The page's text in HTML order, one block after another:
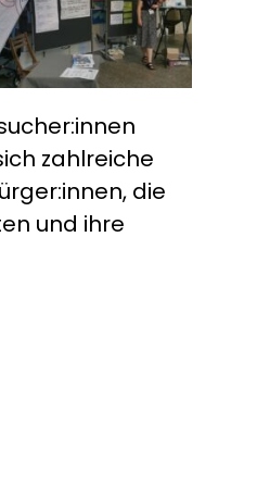
zahlreiche
die
und ihre